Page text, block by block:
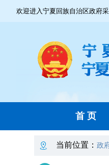
欢迎进入宁夏回族自治区政府
首 页
当前位置： 政